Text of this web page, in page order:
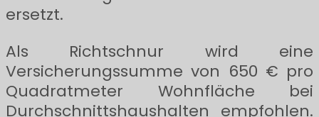
ersetzt.
Als Richtschnur wird eine
Versicherungssumme von 650 € pro
Quadratmeter Wohnfläche bei
Durchschnittshaushalten empfohlen.